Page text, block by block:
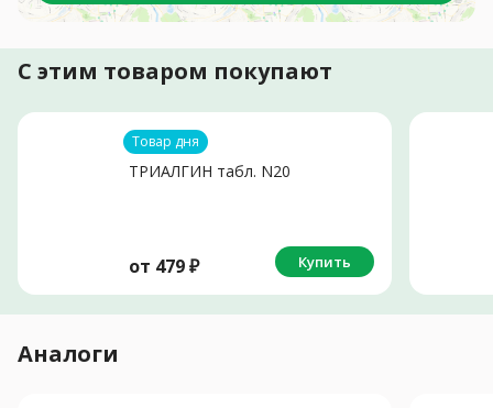
С этим товаром покупают
Товар дня
ТРИАЛГИН табл. N20
от 479₽ Купить
Аналоги